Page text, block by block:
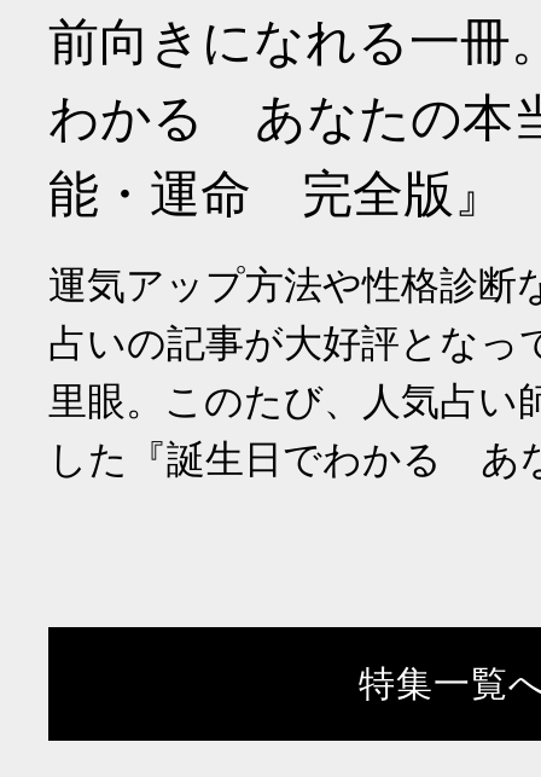
前向きになれる一冊
わかる あなたの本
能・運命 完全版』
運気アップ方法や性格診断
占いの記事が大好評となっ
里眼。このたび、人気占い
した『誕生日でわかる あ
特集一覧